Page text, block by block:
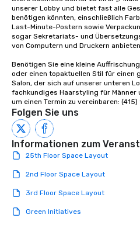
unserer Lobby und bietet fast alle
benötigen könnten, einschließlich
Last-Minute-Postern sowie
sogar Sekretariats- und
von Computern und Druckern
Benötigen Sie eine kleine
oder einen topaktuellen Stil für einen
Salon, der sich auf unserer unteren
fachkundiges Haarstyling für Männer
um einen Termin zu vereinbaren:
Folgen Sie uns
Informationen zum
25th Floor Space Layout
2nd Floor Space Layout
3rd Floor Space Layout
Green Initiatives